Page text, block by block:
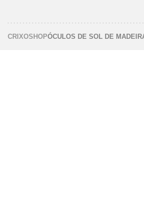
CRIXOSHOPÓCULOS DE SOL DE